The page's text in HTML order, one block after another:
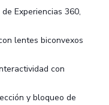
Experiencias 360,
lentes biconvexos
con
y bloqueo de